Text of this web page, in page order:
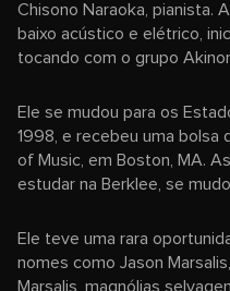
Chisono Naraoka, pianista.
baixo acústico e elétrico,
tocando com o grupo
Ele se mudou para os
1998, e recebeu uma bolsa
of Music, em Boston, MA.
estudar na Berklee, se
Ele teve uma rara
nomes como Jason
Marsalis, magnólias